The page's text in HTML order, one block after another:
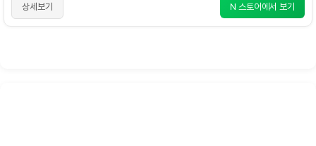
상세보기 N 스토어에서 보기